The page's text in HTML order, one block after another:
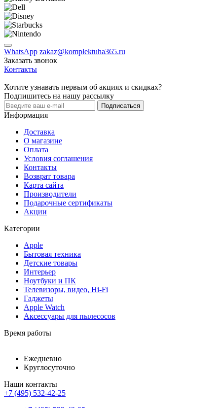
WhatsApp zakaz@komplektuha365.ru
Заказать звонок
Контакты
Хотите узнавать первым об акциях и скидках?
Подпишитесь на нашу рассылку
Подписаться
Информация
Доставка
О магазине
Оплата
Условия соглашения
Контакты
Возврат товара
Карта сайта
Производители
Подарочные сертификаты
Акции
Категории
Apple
Бытовая техника
Детские товары
Интерьер
Ноутбуки и ПК
Телевизоры, видео, Hi-Fi
Гаджеты
Apple Watch
Аксессуары для пылесосов
Время работы
Ежедневно
Круглосуточно
Наши контакты
+7 (495) 532-42-25